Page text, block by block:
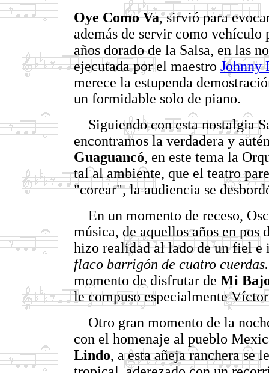
Oye Como Va, sirvió para
además de servir como vehículo
años dorado de la Salsa, en las
ejecutada por el maestro Johnny
merece la estupenda
un formidable solo de piano.
Siguiendo con esta nostalgia
encontramos la verdadera y
Guaguancó, en este tema la
tal al ambiente, que el teatro
"corear", la audiencia se
En un momento de receso,
música, de aquellos años en pos
hizo realidad al lado de un fiel e
flaco barrigón de cuatro
momento de disfrutar de Mi
le compuso especialmente
Otro gran momento de la
con el homenaje al pueblo
Lindo, a esta añeja ranchera se